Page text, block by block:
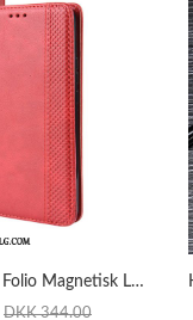
Huawei P Smart Z Etui Folio Magnetisk Lædertaske Beskyttelse Cover
DKK 344.00